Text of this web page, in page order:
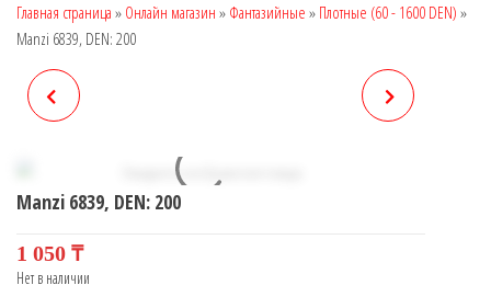
Главная страница » Онлайн магазин » Фантазийные » Плотные (60 - 1600 DEN) »
Manzi 6839, DEN: 200
Manzi 6839, DEN: 200
1 050 ₸
Нет в наличии